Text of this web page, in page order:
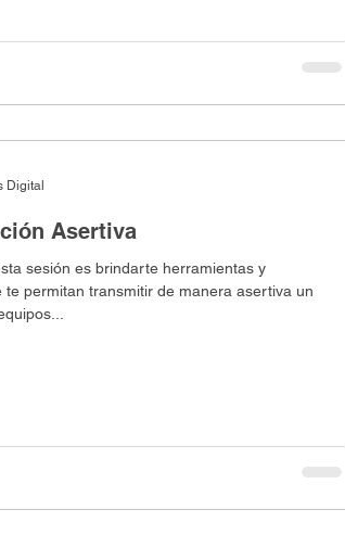
Asertiva
sesión es brindarte herramientas y
te permitan transmitir de manera asertiva un
Digital